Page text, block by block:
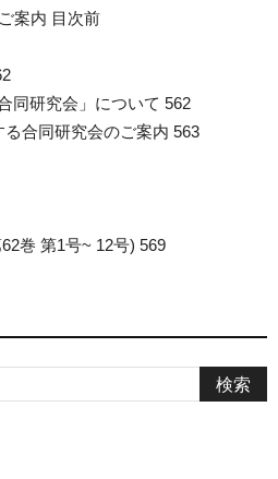
案内 目次前
同研究会」について 562
合同研究会のご案内 563
巻 第1号~ 12号) 569